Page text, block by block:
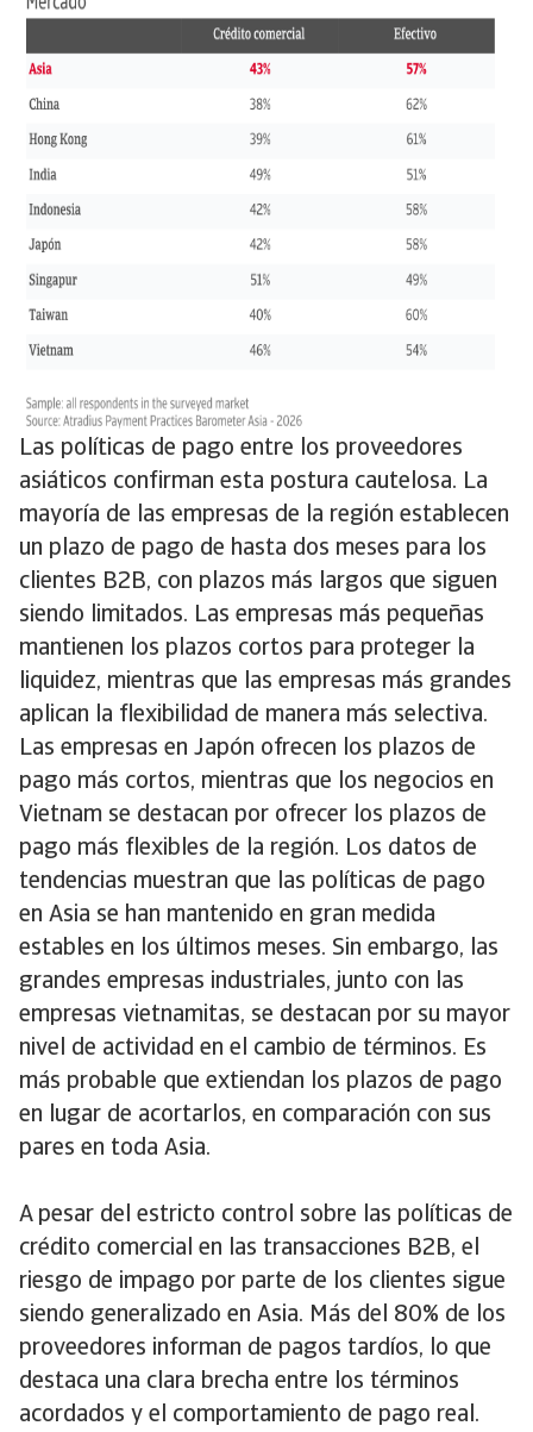
Las políticas de pago entre los proveedores
asiáticos confirman esta postura cautelosa. La
mayoría de las empresas de la región establecen
un plazo de pago de hasta dos meses para los
clientes B2B, con plazos más largos que siguen
siendo limitados. Las empresas más pequeñas
mantienen los plazos cortos para proteger la
liquidez, mientras que las empresas más grandes
aplican la flexibilidad de manera más selectiva.
Las empresas en Japón ofrecen los plazos de
pago más cortos, mientras que los negocios en
Vietnam se destacan por ofrecer los plazos de
pago más flexibles de la región. Los datos de
tendencias muestran que las políticas de pago
en Asia se han mantenido en gran medida
estables en los últimos meses. Sin embargo, las
grandes empresas industriales, junto con las
empresas vietnamitas, se destacan por su mayor
nivel de actividad en el cambio de términos. Es
más probable que extiendan los plazos de pago
en lugar de acortarlos, en comparación con sus
pares en toda Asia.
A pesar del estricto control sobre las políticas de
crédito comercial en las transacciones B2B, el
riesgo de impago por parte de los clientes sigue
siendo generalizado en Asia. Más del 80% de los
proveedores informan de pagos tardíos, lo que
destaca una clara brecha entre los términos
acordados y el comportamiento de pago real.